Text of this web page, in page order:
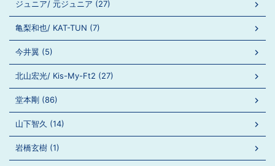
ジュニア/ 元ジュニア (27)
亀梨和也/ KAT-TUN (7)
今井翼 (5)
北山宏光/ Kis-My-Ft2 (27)
堂本剛 (86)
山下智久 (14)
岩橋玄樹 (1)